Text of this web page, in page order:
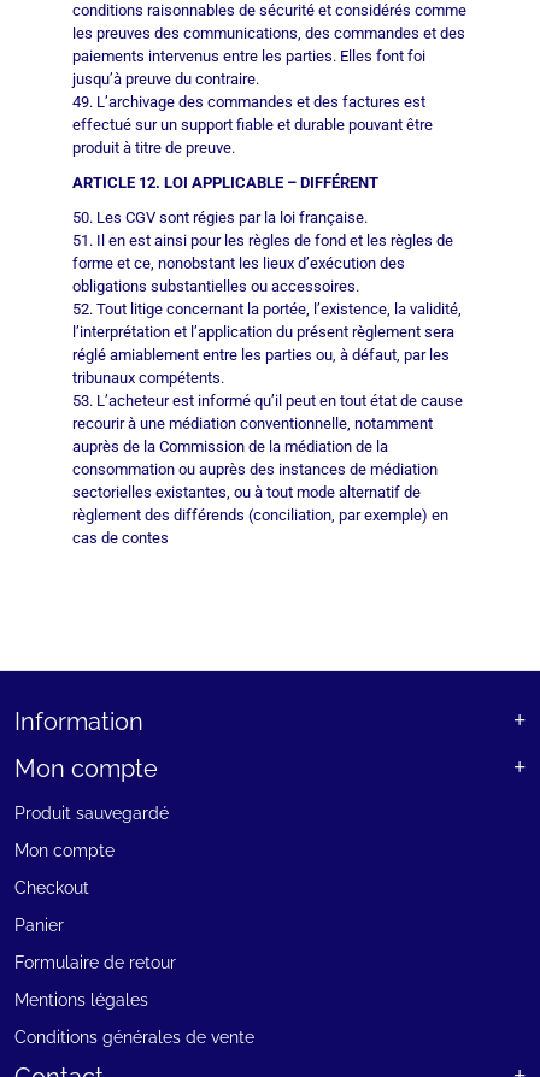
conditions raisonnables de sécurité et considérés comme
les preuves des communications, des commandes et des
paiements intervenus entre les parties. Elles font foi
jusqu’à preuve du contraire.
49. L’archivage des commandes et des factures est
effectué sur un support fiable et durable pouvant être
produit à titre de preuve.
ARTICLE 12. LOI APPLICABLE – DIFFÉRENT
50. Les CGV sont régies par la loi française.
51. Il en est ainsi pour les règles de fond et les règles de
forme et ce, nonobstant les lieux d’exécution des
obligations substantielles ou accessoires.
52. Tout litige concernant la portée, l’existence, la validité,
l’interprétation et l’application du présent règlement sera
réglé amiablement entre les parties ou, à défaut, par les
tribunaux compétents.
53. L’acheteur est informé qu’il peut en tout état de cause
recourir à une médiation conventionnelle, notamment
auprès de la Commission de la médiation de la
consommation ou auprès des instances de médiation
sectorielles existantes, ou à tout mode alternatif de
règlement des différends (conciliation, par exemple) en
cas de contes
Information
Mon compte
Produit sauvegardé
Mon compte
Checkout
Panier
Formulaire de retour
Mentions légales
Conditions générales de vente